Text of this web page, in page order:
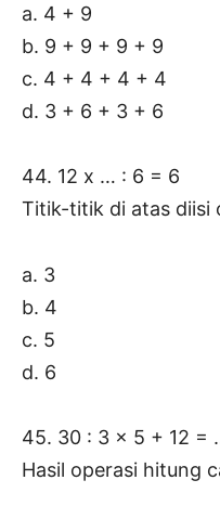
a. 4 + 9
b. 9 + 9 + 9 + 9
c. 4 + 4 + 4 + 4
d. 3 + 6 + 3 + 6
44. 12 x … : 6 = 6
Titik-titik di atas diisi
a. 3
b. 4
c. 5
d. 6
45. 30 : 3 x 5 + 12 =
Hasil operasi hitung